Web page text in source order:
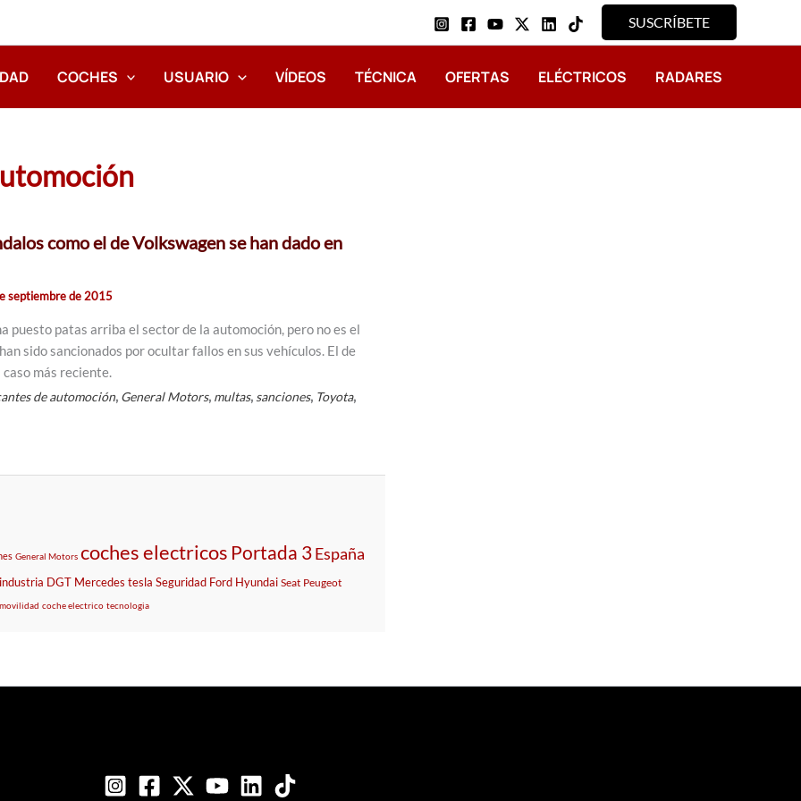
SUSCRÍBETE
COCHES USUARIO VÍDEOS TÉCNICA OFERTAS ELÉCTRICOS RADARES
como el de Volkswagen se han dado en
septiembre de 2015
puesto patas arriba el sector de la automoción, pero no es el
sido sancionados por ocultar fallos en sus vehículos. El de
más reciente.
de automoción, General Motors, multas, sanciones, Toyota,
General Motors coches electricos Portada 3España
industria DGT Mercedes tesla Seguridad Ford Hyundai Seat Peugeot
movilidad coche electrico tecnologia